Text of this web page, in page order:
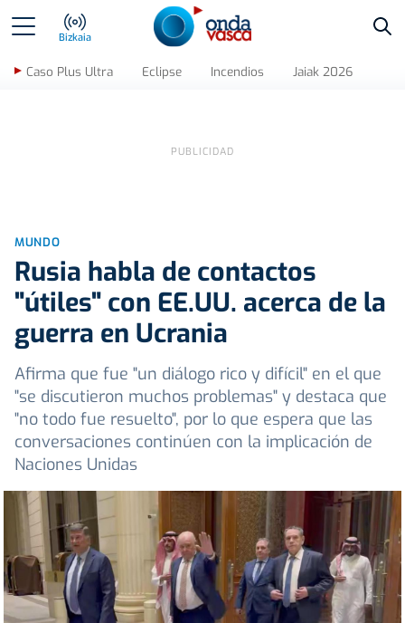
Bizkaia
Caso Plus Ultra Eclipse Incendios Jaiak 2026
MUNDO
Rusia habla de contactos
"útiles" con EE.UU. acerca de la
guerra en Ucrania
Afirma que fue "un diálogo rico y difícil" en el que
"se discutieron muchos problemas" y destaca que
"no todo fue resuelto", por lo que espera que las
conversaciones continúen con la implicación de
Naciones Unidas